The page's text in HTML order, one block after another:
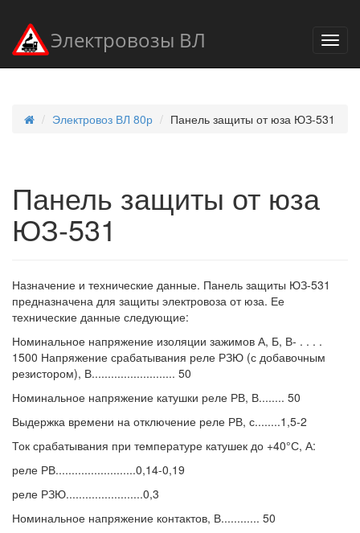
Электровозы ВЛ
Электровоз ВЛ 80р Панель защиты от юза ЮЗ-531
Панель защиты от юза
ЮЗ-531
Назначение и технические данные. Панель защиты ЮЗ-531
предназначена для защиты электровоза от юза. Ее
технические данные следующие:
Номинальное напряжение изоляции зажимов А, Б, В- . . . .
1500 Напряжение срабатывания реле РЗЮ (с добавочным
резистором), В.......................... 50
Номинальное напряжение катушки реле РВ, В........ 50
Выдержка времени на отключение реле РВ, с........1,5-2
Ток срабатывания при температуре катушек до +40°С, А:
реле РВ.........................0,14-0,19
реле РЗЮ........................0,3
Номинальное напряжение контактов, В............ 50